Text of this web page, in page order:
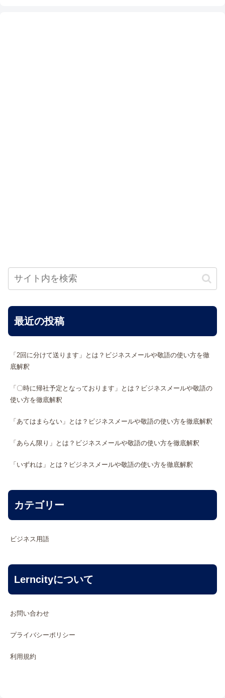
最近の投稿
「2回に分けて送ります」とは？ビジネスメールや敬語の使い方を徹
底解釈
「〇時に帰社予定となっております」とは？ビジネスメールや敬語の
使い方を徹底解釈
「あてはまらない」とは？ビジネスメールや敬語の使い方を徹底解釈
「あらん限り」とは？ビジネスメールや敬語の使い方を徹底解釈
「いずれは」とは？ビジネスメールや敬語の使い方を徹底解釈
カテゴリー
ビジネス用語
Lerncityについて
お問い合わせ
プライバシーポリシー
利用規約